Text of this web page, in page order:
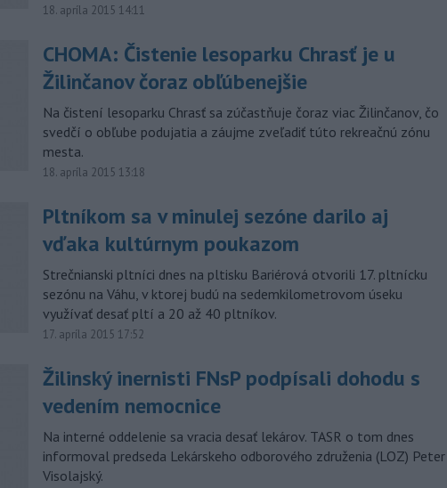
18. apríla 2015 14:11
CHOMA: Čistenie lesoparku Chrasť je u
Žilinčanov čoraz obľúbenejšie
Na čistení lesoparku Chrasť sa zúčastňuje čoraz viac Žilinčanov, čo
svedčí o obľube podujatia a záujme zveľadiť túto rekreačnú zónu
mesta.
18. apríla 2015 13:18
Pltníkom sa v minulej sezóne darilo aj
vďaka kultúrnym poukazom
Strečnianski pltníci dnes na pltisku Bariérová otvorili 17. pltnícku
sezónu na Váhu, v ktorej budú na sedemkilometrovom úseku
využívať desať pltí a 20 až 40 pltníkov.
17. apríla 2015 17:52
Žilinský inernisti FNsP podpísali dohodu s
vedením nemocnice
Na interné oddelenie sa vracia desať lekárov. TASR o tom dnes
informoval predseda Lekárskeho odborového združenia (LOZ) Peter
Visolajský.